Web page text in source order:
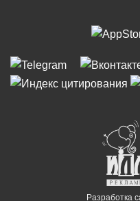
Разработка